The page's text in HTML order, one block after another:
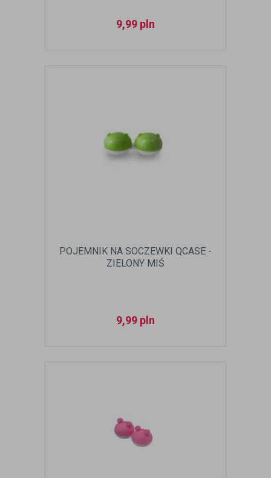
9,99 pln
POJEMNIK NA SOCZEWKI QCASE -
ZIELONY MIŚ
9,99 pln